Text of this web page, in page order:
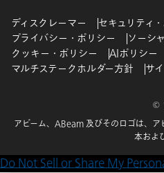
ディスクレーマー
セキュリティ
プライバシー・ポリシー
ソーシ
クッキー・ポリシー
AIポリシー
マルチステークホルダー方針
サ
©
アビーム、ABeam 及びそのロゴは、ア
本およ
Do Not Sell or Share My